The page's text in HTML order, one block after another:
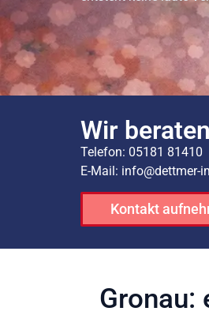
Wir
Telefon: 05181 81410
E-Mail: info@dettmer-
Kontakt
Gronau: